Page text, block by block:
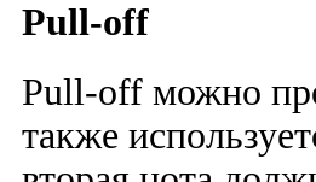
Pull-off
Pull-off можно
также